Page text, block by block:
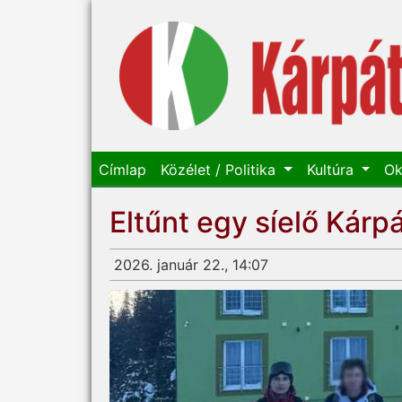
Címlap Közélet / Politika Kultúra
Eltűnt egy síelő
2026. január 22., 14:07